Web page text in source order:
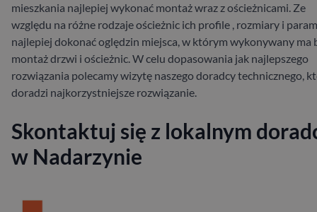
mieszkania najlepiej wykonać montaż wraz z ościeżnicami. Ze
względu na różne rodzaje ościeżnic ich profile , rozmiary i
najlepiej dokonać oględzin miejsca, w którym wykonywany ma
montaż drzwi i ościeżnic. W celu dopasowania jak najlepszego
rozwiązania polecamy wizytę naszego doradcy technicznego,
doradzi najkorzystniejsze rozwiązanie.
Skontaktuj się z lokalnym
w Nadarzynie